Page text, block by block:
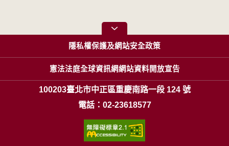
隱私權保護及網站安全政策
憲法法庭全球資訊網網站資料開放宣告
100203臺北市中正區重慶南路一段 124 號
電話：02-23618577